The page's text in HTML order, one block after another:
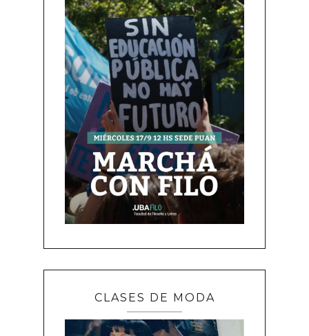
CLASES DE MODA